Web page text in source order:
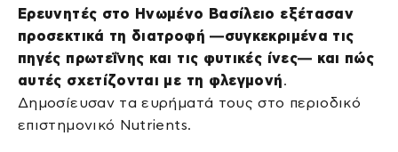
Ερευνητές στο Ηνωμένο Βασίλειο εξέτασαν
προσεκτικά τη διατροφή —συγκεκριμένα τις
πηγές πρωτεΐνης και τις φυτικές ίνες— και πώς
αυτές σχετίζονται με τη φλεγμονή.
Δημοσίευσαν τα ευρήματά τους στο περιοδικό
επιστημονικό Nutrients.